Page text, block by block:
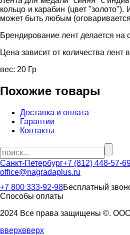
кольцо и карабин (цвет
может быть любым
Брендирование лент делается
Цена зависит от количества лент
вес: 20 Гр
Похожие товары
Доставка и оплата
Гарантии
Контакты
Санкт-Петербург+7 (812) 448-57-
office@nagradaplus.ru
+7 800 333-92-98Бесплатный
Способы оплаты
2024 Все права защищены ©.
вверхвверх